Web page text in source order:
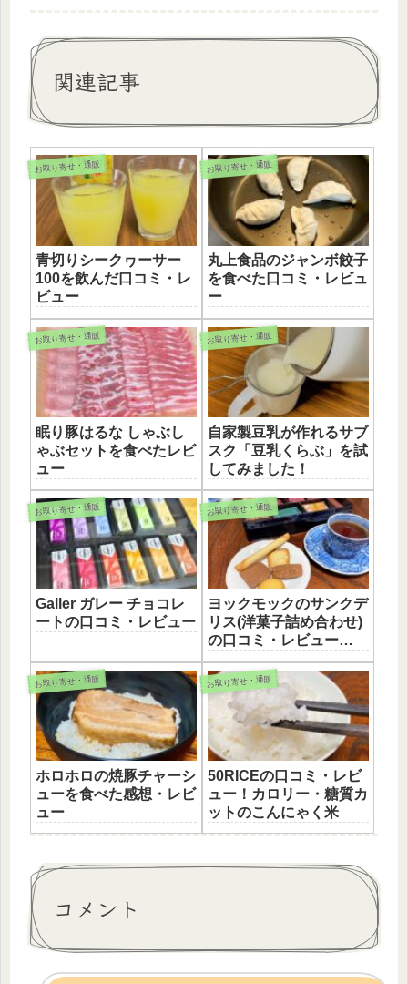
関連記事
お取り寄せ・通販
青切りシークヮーサー
100を飲んだ口コミ・レ
ビュー
お取り寄せ・通販
丸上食品のジャンボ餃子
を食べた口コミ・レビュ
ー
お取り寄せ・通販
眠り豚はるな しゃぶし
ゃぶセットを食べたレビ
ュー
お取り寄せ・通販
自家製豆乳が作れるサブ
スク「豆乳くらぶ」を試
してみました！
お取り寄せ・通販
Galler ガレー チョコレ
ートの口コミ・レビュー
お取り寄せ・通販
ヨックモックのサンクデ
リス(洋菓子詰め合わせ)
の口コミ・レビュー
【PR】
お取り寄せ・通販
ホロホロの焼豚チャーシ
ューを食べた感想・レビ
ュー
お取り寄せ・通販
50RICEの口コミ・レビ
ュー！カロリー・糖質カ
ットのこんにゃく米
コメント